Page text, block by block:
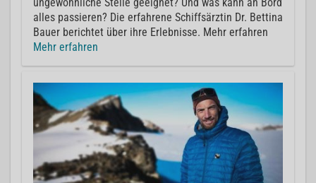
ungewöhnliche Stelle geeignet? Und was kann an Bord
alles passieren? Die erfahrene Schiffsärztin Dr. Bettina
Bauer berichtet über ihre Erlebnisse. Mehr erfahren
Mehr erfahren